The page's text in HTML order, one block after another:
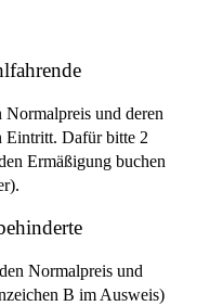
und deren
Eintritt. Dafür bitte 2
Ermäßigung buchen
Normalpreis und
B im Ausweis)